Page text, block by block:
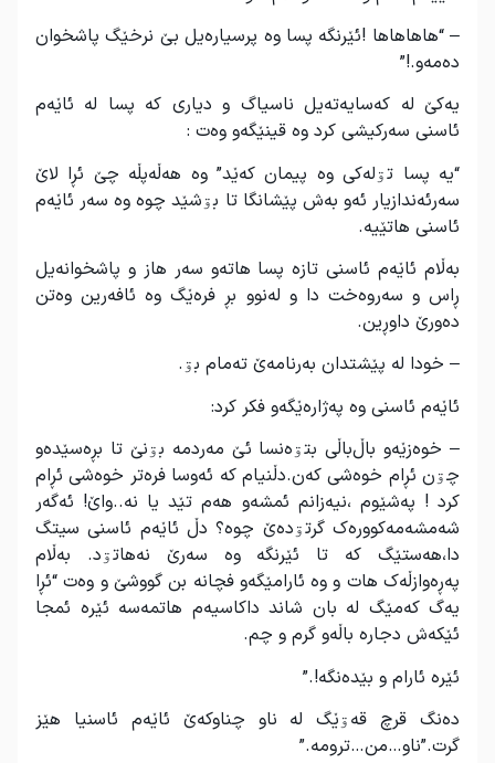
– “هاهاهاها !ئێرنگە پسا وە پرسیارەیل بێ نرخێگ پاشخوان
دەمەو.!”
یەکێ لە کەسایەتەیل ناسیاگ و دیاری کە پسا لە ئاێەم
ئاسنی سەرکیشی کرد وە قینێگەو وەت :
“یە پسا تۊلەکی وە پیمان کەێد” وە هەڵەپڵە چێ ئڕا لاێ
سەرئەندازیار ئەو بەش پێشانگا تا بۊشێد چوە وە سەر ئاێەم
ئاسنی هاتێیە.
بەڵام ئاێەم ئاسنی تازە پسا هاتەو سەر هاز و پاشخوانەیل
ڕاس و سەروەخت دا و لەنوو بڕ فرەێگ وە ئافەرین وەتن
دەورێ داوڕین.
– خودا لە پێشتدان بەرنامەێ تەمام بۊ.
ئاێەم ئاسنی وە پەژارەێگەو فکر کرد:
– خوەزێەو باڵ‌باڵی بتۊەنسا ئێ مەردمە بۊنێ تا بڕەسێدەو
چۊن ئڕام خوەشی کەن.دڵنیام کە ئەوسا فرەتر خوەشی ئڕام
کرد ! پەشێوم ،نیەزانم ئمشەو هەم تێد یا نە..واێ! ئەگەر
شەمشەمەکوورەک گرتۊدەێ چوە؟ دڵ ئاێەم ئاسنی سیتگ
دا،هەستێگ کە تا ئێرنگە وە سەرێ نەهاتۊد. بەڵام
پەڕەوازڵەک هات و وە ئارامێگەو فچانە بن گووشێ و وەت “ئڕا
یەگ کەمێگ لە بان شاند داکاسیەم هاتمەسە ئێرە ئمجا
ئێکەش دجارە باڵەو گرم و چم.
ئێرە ئارام و بێدەنگە!.”
دەنگ قرچ قەۊێگ لە ناو چناوکەێ ئاێەم ئاسنیا هێز
گرت.”ناو…من…ترومە.”